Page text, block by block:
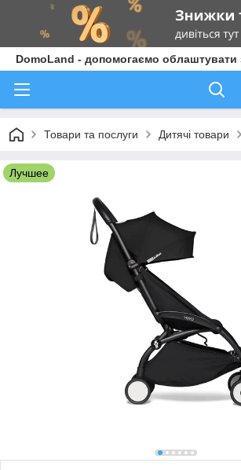
DomoLand - допомогаємо облаштувати
Товари та послуги Дитячі товари
Лучшее